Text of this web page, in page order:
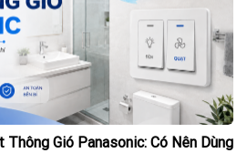
Gió Panasonic: Có Nên Dùng